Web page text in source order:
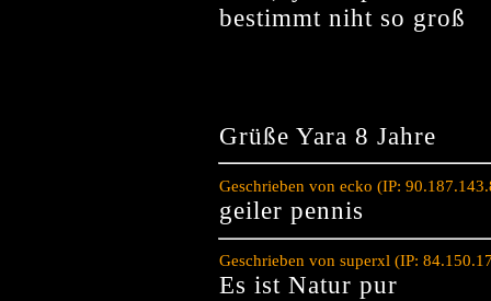
bestimmt niht so groß
Grüße Yara 8 Jahre
Geschrieben von ecko (IP:
geiler pennis
Geschrieben von superxl (IP:
Es ist Natur pur